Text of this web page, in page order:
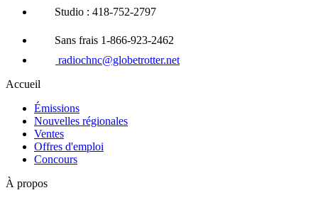
Studio : 418-752-2797
Sans frais 1-866-923-2462
radiochnc@globetrotter.net
Accueil
Émissions
Nouvelles régionales
Ventes
Offres d'emploi
Concours
À propos